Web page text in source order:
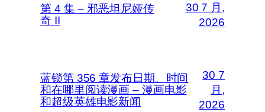
第 4 集 – 邪恶坦尼娅传
奇 II
30 7 月,
2026
蓝锁第 356 章发布日期、时间
和在哪里阅读漫画 – 漫画电影
和超级英雄电影新闻
30 7
月,
2026